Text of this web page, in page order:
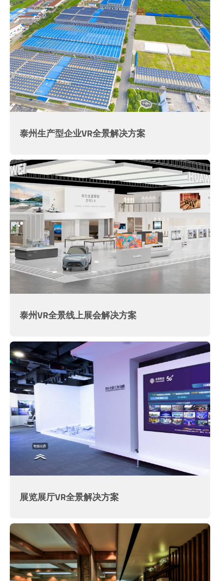
泰州生产型企业VR全景解决方案
泰州VR全景线上展会解决方案
展览展厅VR全景解决方案